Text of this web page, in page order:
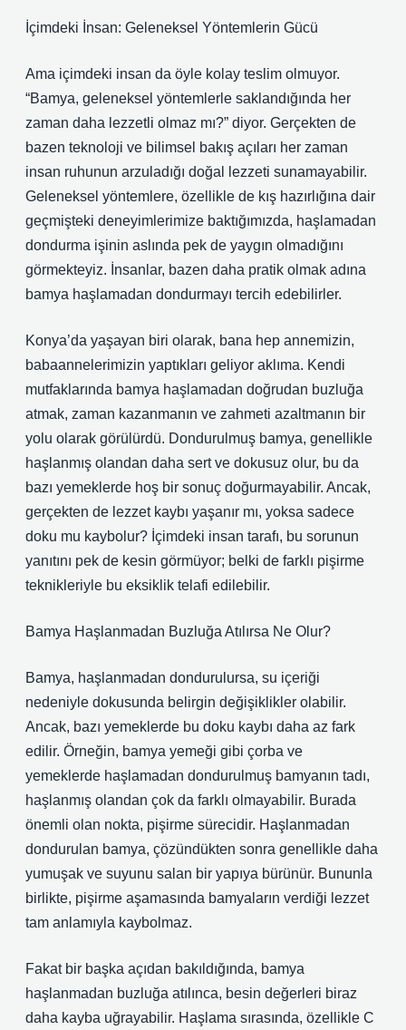
İçimdeki İnsan: Geleneksel Yöntemlerin Gücü
Ama içimdeki insan da öyle kolay teslim olmuyor.
“Bamya, geleneksel yöntemlerle saklandığında her
zaman daha lezzetli olmaz mı?” diyor. Gerçekten de
bazen teknoloji ve bilimsel bakış açıları her zaman
insan ruhunun arzuladığı doğal lezzeti sunamayabilir.
Geleneksel yöntemlere, özellikle de kış hazırlığına dair
geçmişteki deneyimlerimize baktığımızda, haşlamadan
dondurma işinin aslında pek de yaygın olmadığını
görmekteyiz. İnsanlar, bazen daha pratik olmak adına
bamya haşlamadan dondurmayı tercih edebilirler.
Konya’da yaşayan biri olarak, bana hep annemizin,
babaannelerimizin yaptıkları geliyor aklıma. Kendi
mutfaklarında bamya haşlamadan doğrudan buzluğa
atmak, zaman kazanmanın ve zahmeti azaltmanın bir
yolu olarak görülürdü. Dondurulmuş bamya, genellikle
haşlanmış olandan daha sert ve dokusuz olur, bu da
bazı yemeklerde hoş bir sonuç doğurmayabilir. Ancak,
gerçekten de lezzet kaybı yaşanır mı, yoksa sadece
doku mu kaybolur? İçimdeki insan tarafı, bu sorunun
yanıtını pek de kesin görmüyor; belki de farklı pişirme
teknikleriyle bu eksiklik telafi edilebilir.
Bamya Haşlanmadan Buzluğa Atılırsa Ne Olur?
Bamya, haşlanmadan dondurulursa, su içeriği
nedeniyle dokusunda belirgin değişiklikler olabilir.
Ancak, bazı yemeklerde bu doku kaybı daha az fark
edilir. Örneğin, bamya yemeği gibi çorba ve
yemeklerde haşlamadan dondurulmuş bamyanın tadı,
haşlanmış olandan çok da farklı olmayabilir. Burada
önemli olan nokta, pişirme sürecidir. Haşlanmadan
dondurulan bamya, çözündükten sonra genellikle daha
yumuşak ve suyunu salan bir yapıya bürünür. Bununla
birlikte, pişirme aşamasında bamyaların verdiği lezzet
tam anlamıyla kaybolmaz.
Fakat bir başka açıdan bakıldığında, bamya
haşlanmadan buzluğa atılınca, besin değerleri biraz
daha kayba uğrayabilir. Haşlama sırasında, özellikle C